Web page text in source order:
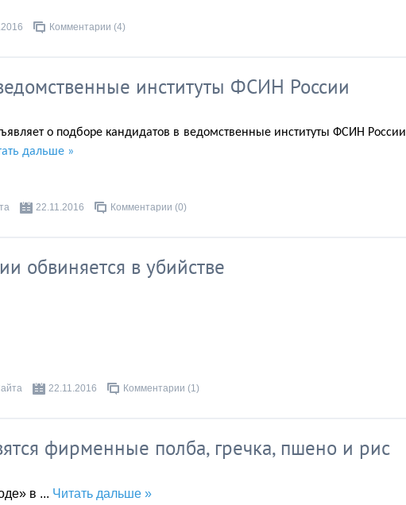
Комментарии (4)
институты ФСИН России
о подборе кандидатов в ведомственные институты ФСИН России
дальше »
22.11.2016 Комментарии (0)
обвиняется в убийстве
22.11.2016 Комментарии (1)
фирменные полба, гречка, пшено и рис
в ... Читать дальше »